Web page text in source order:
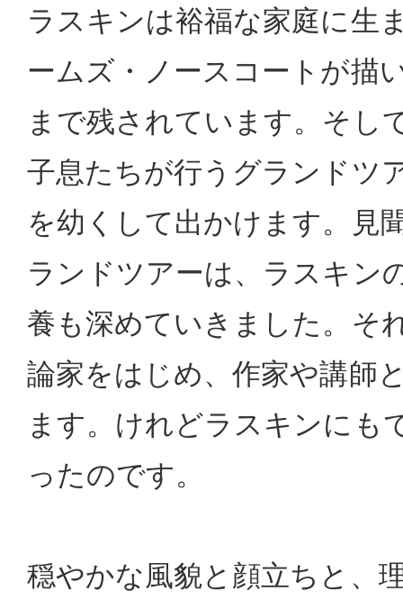
ラスキンは裕福な家庭に生
ームズ・ノースコートが描
まで残されています。そし
子息たちが行うグランドツ
を幼くして出かけます。見
ランドツアーは、ラスキン
養も深めていきました。そ
論家をはじめ、作家や講師
ます。けれどラスキンにも
ったのです。
穏やかな風貌と顔立ちと、